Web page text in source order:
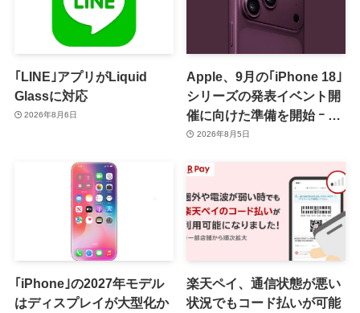
｢LINE｣アプリがLiquid
Glassに対応
2026年8月6日
Apple、9月の｢iPhone 18｣
シリーズの発表イベント開
催に向けた準備を開始 ｰ 9
月8日か9月9日に開催見込
2026年8月5日
｢iPhone｣の2027年モデル
はディスプレイが大型化か
楽天ペイ、通信状態が悪い
状況でもコード払いが可能